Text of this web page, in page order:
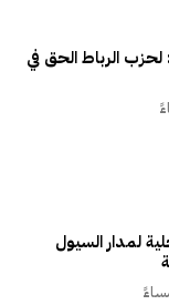
الرباط الحق في
لمدار السيول